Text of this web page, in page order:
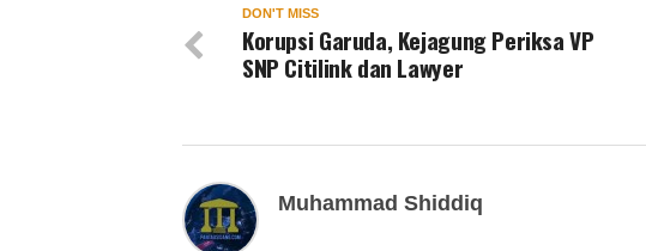
DON'T MISS
Korupsi Garuda, Kejagung Periksa VP
SNP Citilink dan Lawyer
Muhammad Shiddiq